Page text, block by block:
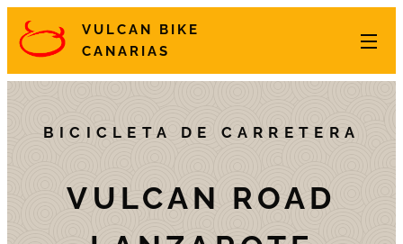
VULCAN BIKE
CANARIAS
BICICLETA DE CARRETERA
VULCAN ROAD